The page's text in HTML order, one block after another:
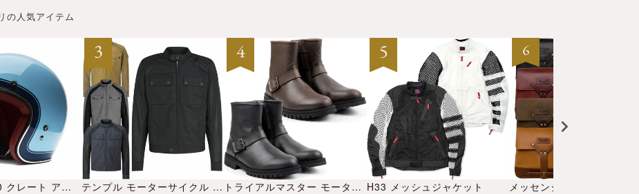
の人気アイテム
CUSTOM500 クレート アイスブルー テンプル モーターサイクル ジャケット トライアルマスター モーターサイクル ブーツ H33 メッシュジャケット メッセンジャー バッグ